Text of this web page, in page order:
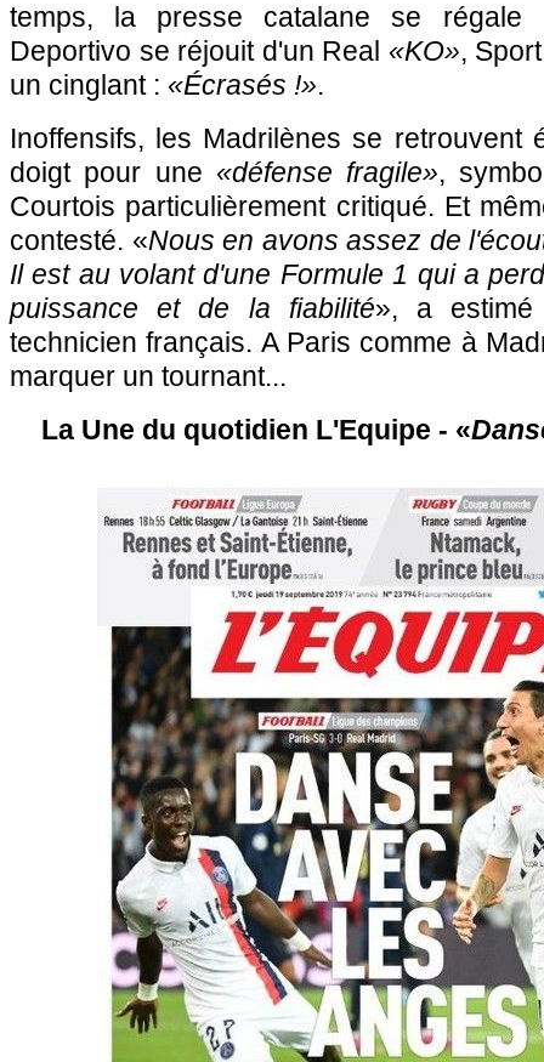
temps, la presse catalane se régale
Deportivo se réjouit d'un Real «KO»,
un cinglant : «Écrasés !».
Inoffensifs, les Madrilènes se retrouvent
doigt pour une «défense fragile»,
Courtois particulièrement critiqué. Et
contesté. «Nous en avons assez de
Il est au volant d'une Formule 1 qui a
puissance et de la fiabilité», a
technicien français. A Paris comme à
marquer un tournant...
La Une du quotidien L'Equipe - «